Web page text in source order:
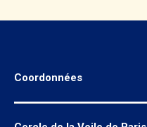
Coordonnées